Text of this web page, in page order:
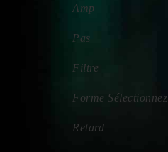
Amp
Pas
Filtre
Forme Sélectionnez
Retard